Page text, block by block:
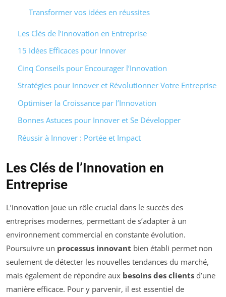
Transformer vos idées en réussites
Les Clés de l’Innovation en Entreprise
15 Idées Efficaces pour Innover
Cinq Conseils pour Encourager l’Innovation
Stratégies pour Innover et Révolutionner Votre Entreprise
Optimiser la Croissance par l’Innovation
Bonnes Astuces pour Innover et Se Développer
Réussir à Innover : Portée et Impact
Les Clés de l’Innovation en
Entreprise
L’innovation joue un rôle crucial dans le succès des
entreprises modernes, permettant de s’adapter à un
environnement commercial en constante évolution.
Poursuivre un processus innovant bien établi permet non
seulement de détecter les nouvelles tendances du marché,
mais également de répondre aux besoins des clients d’une
manière efficace. Pour y parvenir, il est essentiel de